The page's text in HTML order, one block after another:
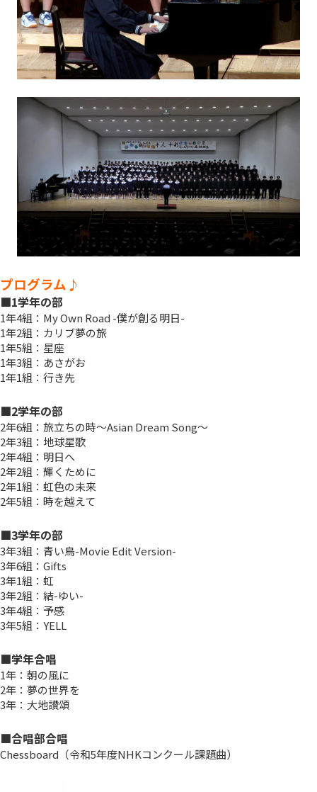
プログラム♪
■1学年の部
1年4組：My Own Road -僕が創る明日-
1年2組：カリブ夢の旅
1年5組：星座
1年3組：あさがお
1年1組：行き先
■2学年の部
2年6組：旅立ちの時～Asian Dream Song～
2年3組：地球星歌
2年4組：明日へ
2年2組：輝くために
2年1組：虹色の未来
2年5組：時を越えて
■3学年の部
3年3組：青い鳥-Movie Edit Version-
3年6組：Gifts
3年1組：虹
3年2組：結-ゆい-
3年4組：予感
3年5組：YELL
■学年合唱
1年：朝の風に
2年：夢の世界を
3年：大地讃頌
■合唱部合唱
Chessboard（令和5年度NHKコンクール課題曲）